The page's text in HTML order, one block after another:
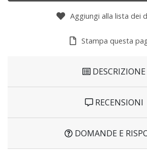
Aggiungi alla lista dei
Stampa questa
DESCRIZIONE
RECENSIONI
DOMANDE E